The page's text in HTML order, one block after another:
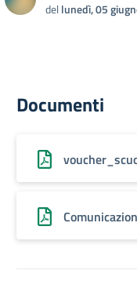
dellunedì, 05
Documenti